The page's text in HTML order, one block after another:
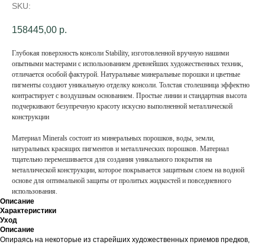
SKU:
158445,00 р.
Глубокая поверхность консоли Stability, изготовленной вручную нашими
опытными мастерами с использованием древнейших художественных техник,
отличается особой фактурой. Натуральные минеральные порошки и цветные
пигменты создают уникальную отделку консоли. Толстая столешница эффектно
контрастирует с воздушным основанием. Простые линии и стандартная высота
подчеркивают безупречную красоту искусно выполненной металлической
конструкции
Материал Minerals состоит из минеральных порошков, воды, земли,
натуральных красящих пигментов и металлических порошков. Материал
тщательно перемешивается для создания уникального покрытия на
металлической конструкции, которое покрывается защитным слоем на водной
основе для оптимальной защиты от пролитых жидкостей и повседневного
использования.
Описание
Характеристики
Уход
Описание
Опираясь на некоторые из старейших художественных приемов предков,